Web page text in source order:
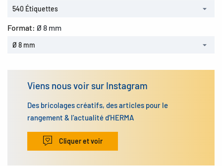
540 Étiquettes
Format: Ø 8 mm
Ø 8 mm
Viens nous voir sur Instagram
Des bricolages créatifs, des articles pour le
rangement & l’actualité d’HERMA
Cliquer et voir